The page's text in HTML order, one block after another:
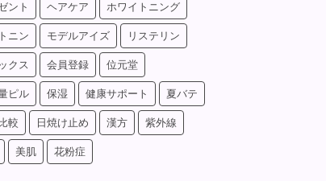
ント ヘアケア ホワイトニング
ニン モデルアイズ リステリン
クス 会員登録 位元堂
ピル 保湿 健康サポート 夏バテ
較 日焼け止め 漢方 紫外線
美肌 花粉症